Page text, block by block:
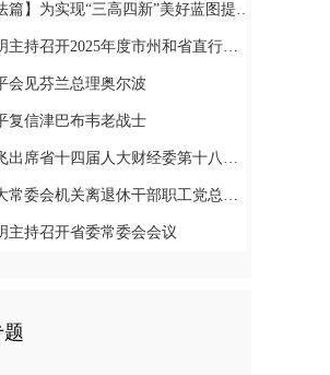
】为实现“三高四新”美好蓝图提供坚实法治保障
2025年度市州和省直行业系统党（工）委书记抓基层党建工作述职评议会议
会见芬兰总理奥尔波
复信津巴布韦老战士
席省十四届人大财经委第十八次全体会议
会机关离退休干部职工党总支召开2025年度总结表彰大会
主持召开省委常委会会议